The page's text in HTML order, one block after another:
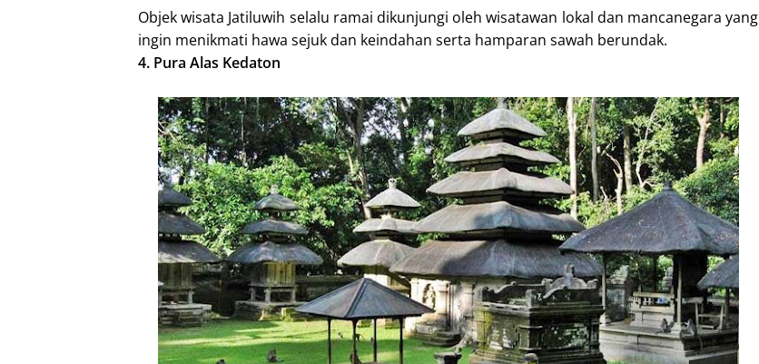
Objek wisata Jatiluwih selalu ramai dikunjungi oleh wisatawan lokal dan mancanegara yang
ingin menikmati hawa sejuk dan keindahan serta hamparan sawah berundak.
4. Pura Alas Kedaton